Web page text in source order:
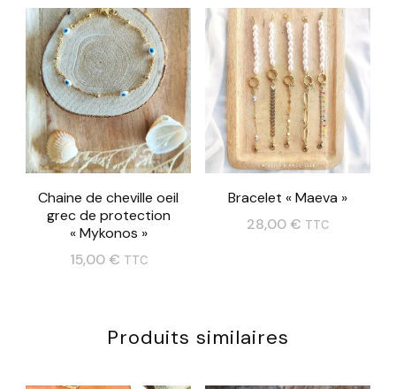
a
plusieurs
variations.
Les
options
peuvent
être
choisies
sur
du
a
plusieurs
variations.
Les
options
peuvent
Chaine de cheville oeil
grec de protection
« Mykonos »
15,00 € TTC
Bracelet « Maeva »
28,00 € TTC
plusieurs
Produits similaires